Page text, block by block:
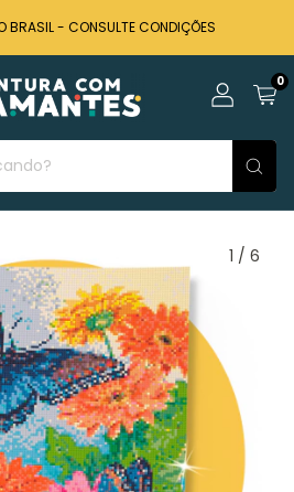
BRASIL - CONSULTE CONDIÇÕES
0
1 / 6